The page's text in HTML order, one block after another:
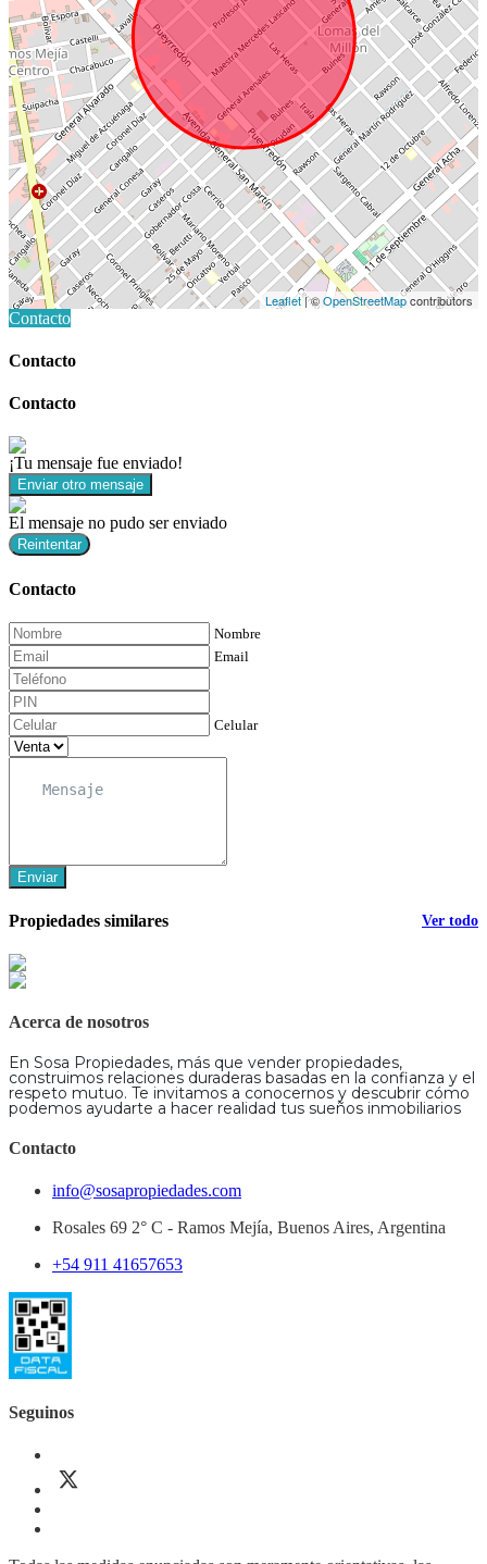
Leaflet| ©OpenStreetMapcontributors
Contacto
Contacto
Contacto
¡Tu mensaje fue enviado!
Enviar otro mensaje
El mensaje no pudo ser enviado
Reintentar
Contacto
Nombre
Email
Celular
Enviar
Propiedades similares Ver todo
Acerca de nosotros
En Sosa Propiedades, más que vender propiedades,
construimos relaciones duraderas basadas en la confianza y el
respeto mutuo. Te invitamos a conocernos y descubrir cómo
podemos ayudarte a hacer realidad tus sueños inmobiliarios
Contacto
info@sosapropiedades.com
Rosales 69 2° C - Ramos Mejía, Buenos Aires, Argentina
+54 911 41657653
Seguinos